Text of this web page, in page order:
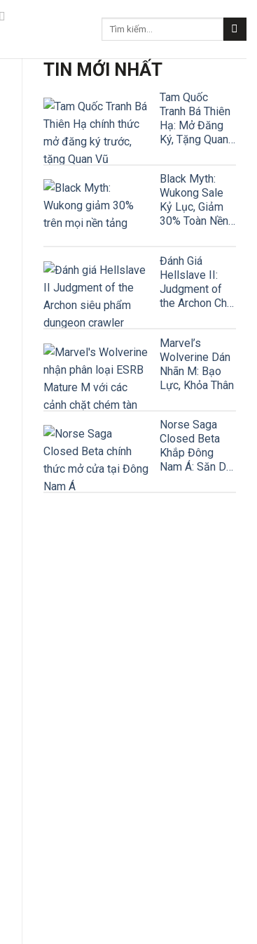
Tìm
TIN MỚI NHẤT
Tam Quốc
Tranh Bá Thiên
Hạ: Mở Đăng
Ký, Tặng Quan
Black Myth:
Wukong Sale
Kỷ Lục, Giảm
30% Toàn Nền
Đánh Giá
Hellslave II:
Judgment of
the Archon Chi
Marvel’s
Wolverine Dán
Nhãn M: Bạo
Lực, Khỏa Thân
Norse Saga
Closed Beta
Khắp Đông
Nam Á: Săn DJI